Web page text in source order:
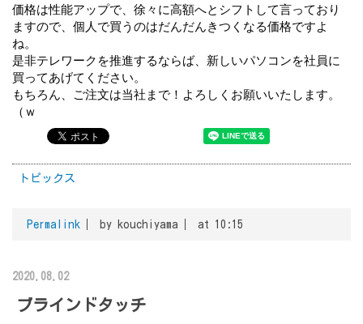
価格は性能アップで、徐々に高額へとシフトして言っており
ますので、個人で買うのはだんだんきつくなる価格ですよ
ね。
是非テレワークを推進するならば、新しいパソコンを社員に
買ってあげてください。
もちろん、ご注文は当社まで！よろしくお願いいたします。
（ｗ
トピックス
Permalink by kouchiyama at 10:15
2020.08.02
ブラインドタッチ